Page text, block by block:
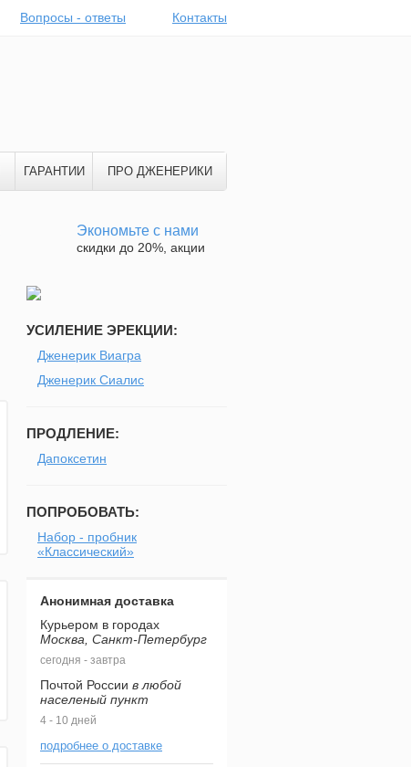
Вопросы - ответы Контакты
ГАРАНТИИ ПРО ДЖЕНЕРИКИ
Экономьте с нами
скидки до 20%, акции
УСИЛЕНИЕ ЭРЕКЦИИ:
Дженерик Виагра
Дженерик Сиалис
ПРОДЛЕНИЕ:
Дапоксетин
ПОПРОБОВАТЬ:
Набор - пробник
«Классический»
Анонимная доставка
Курьером в городах
Москва, Санкт-Петербург
сегодня - завтра
Почтой России в любой
населеный пункт
4 - 10 дней
подробнее о доставке